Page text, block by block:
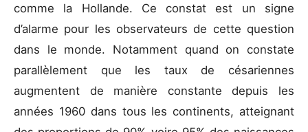
comme la Hollande. Ce constat est un signe
d’alarme pour les observateurs de cette question
dans le monde. Notamment quand on constate
parallèlement que les taux de césariennes
augmentent de manière constante depuis les
années 1960 dans tous les continents, atteignant